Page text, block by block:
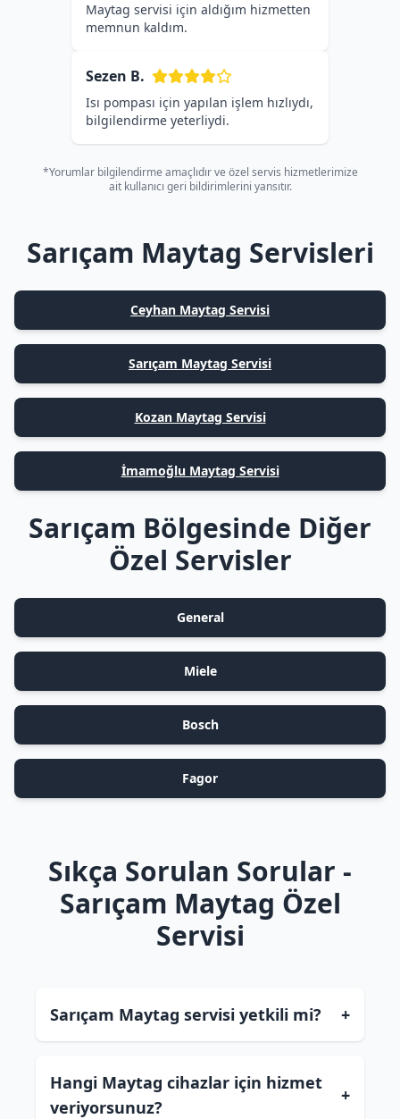
Maytag servisi için aldığım hizmetten
memnun kaldım.
Sezen B.
Isı pompası için yapılan işlem hızlıydı,
bilgilendirme yeterliydi.
*Yorumlar bilgilendirme amaçlıdır ve özel servis hizmetlerimize
ait kullanıcı geri bildirimlerini yansıtır.
Sarıçam Maytag Servisleri
Ceyhan Maytag Servisi
Sarıçam Maytag Servisi
Kozan Maytag Servisi
İmamoğlu Maytag Servisi
Sarıçam Bölgesinde Diğer
Özel Servisler
General
Miele
Bosch
Fagor
Sıkça Sorulan Sorular -
Sarıçam Maytag Özel
Servisi
Sarıçam Maytag servisi yetkili mi? +
Hangi Maytag cihazlar için hizmet
veriyorsunuz?
+